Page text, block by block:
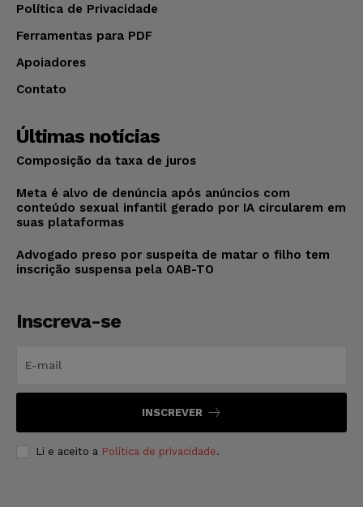
Política de Privacidade
Ferramentas para PDF
Apoiadores
Contato
Últimas notícias
Composição da taxa de juros
Meta é alvo de denúncia após anúncios com
conteúdo sexual infantil gerado por IA circularem em
suas plataformas
Advogado preso por suspeita de matar o filho tem
inscrição suspensa pela OAB-TO
Inscreva-se
INSCREVER
Li e aceito a Política de privacidade.